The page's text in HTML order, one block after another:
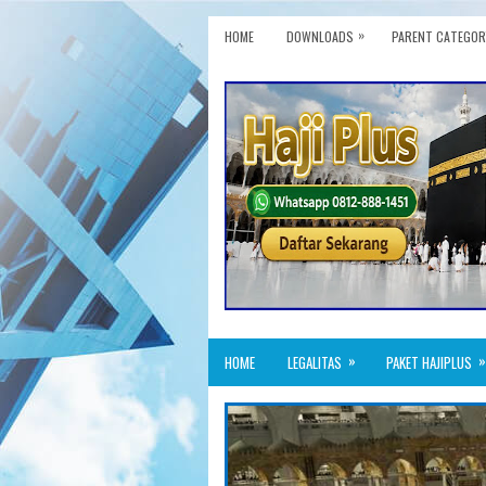
HOME DOWNLOADS » PARENT
HOME LEGALITAS » PAKET HAJIPLUS »